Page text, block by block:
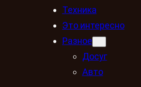
Техника
Это интересно
Разное
Досуг
Авто